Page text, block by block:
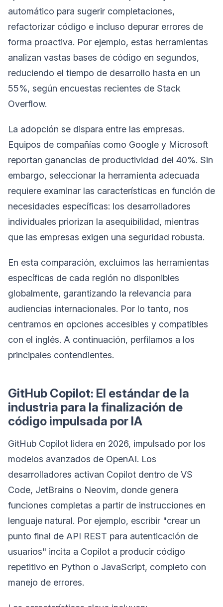
automático para sugerir completaciones,
refactorizar código e incluso depurar errores de
forma proactiva. Por ejemplo, estas herramientas
analizan vastas bases de código en segundos,
reduciendo el tiempo de desarrollo hasta en un
55%, según encuestas recientes de Stack
Overflow.
La adopción se dispara entre las empresas.
Equipos de compañías como Google y Microsoft
reportan ganancias de productividad del 40%. Sin
embargo, seleccionar la herramienta adecuada
requiere examinar las características en función de
necesidades específicas: los desarrolladores
individuales priorizan la asequibilidad, mientras
que las empresas exigen una seguridad robusta.
En esta comparación, excluimos las herramientas
específicas de cada región no disponibles
globalmente, garantizando la relevancia para
audiencias internacionales. Por lo tanto, nos
centramos en opciones accesibles y compatibles
con el inglés. A continuación, perfilamos a los
principales contendientes.
GitHub Copilot: El estándar de la
industria para la finalización de
código impulsada por IA
GitHub Copilot lidera en 2026, impulsado por los
modelos avanzados de OpenAI. Los
desarrolladores activan Copilot dentro de VS
Code, JetBrains o Neovim, donde genera
funciones completas a partir de instrucciones en
lenguaje natural. Por ejemplo, escribir "crear un
punto final de API REST para autenticación de
usuarios" incita a Copilot a producir código
repetitivo en Python o JavaScript, completo con
manejo de errores.